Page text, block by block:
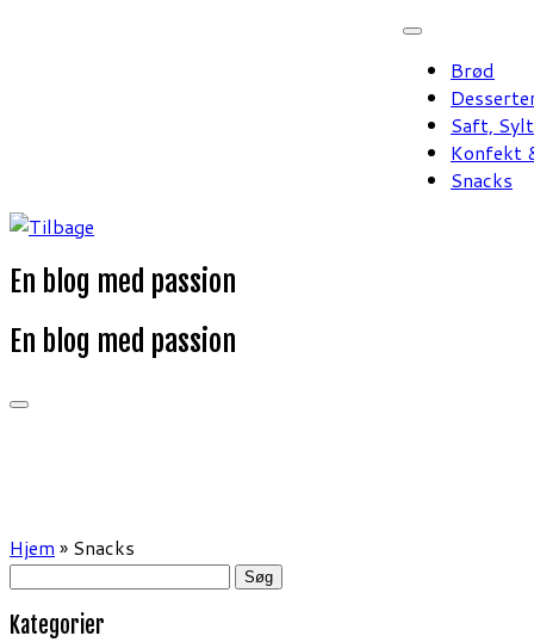
Brød
Saft,
Konfekt
Snacks
En blog med passion
En blog med passion
Hjem » Snacks
Søg
Kategorier